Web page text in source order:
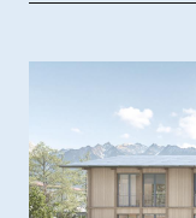
Concours
Formation
Résidentiel